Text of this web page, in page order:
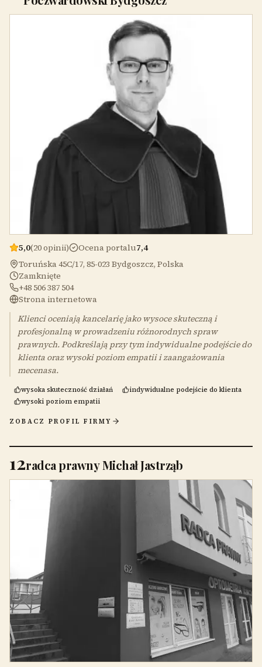
5,0(20 opinii) Ocena portalu7,4
Toruńska 45C/17, 85-023 Bydgoszcz, Polska
Zamknięte
+48 506 387 504
Strona internetowa
Klienci oceniają kancelarię jako wysoce skuteczną i
profesjonalną w prowadzeniu różnorodnych spraw
prawnych. Podkreślają przy tym indywidualne podejście do
klienta oraz wysoki poziom empatii i zaangażowania
mecenasa.
wysoka skuteczność działań
indywidualne podejście do klienta
wysoki poziom empatii
ZOBACZ PROFIL FIRMY
12radca prawny Michał Jastrząb